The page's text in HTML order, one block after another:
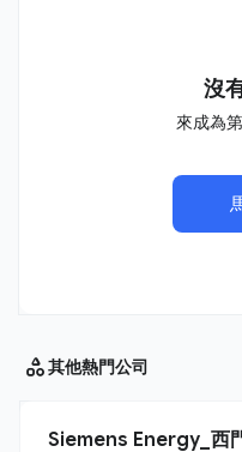
沒
來成為
其他熱門公司
Siemens Energy_西